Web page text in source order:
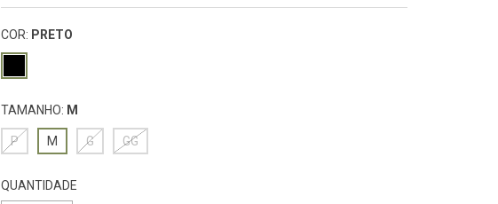
COR: PRETO
TAMANHO: M
P M G GG
QUANTIDADE